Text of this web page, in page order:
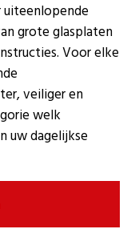
grote glasplaten
Voor elke
veiliger en
welk
uw dagelijkse